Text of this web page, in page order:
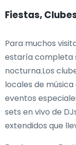
Fiestas,
Para muchos
estaría completa
nocturna.Los
locales de
eventos
sets en vivo de
extendidos que